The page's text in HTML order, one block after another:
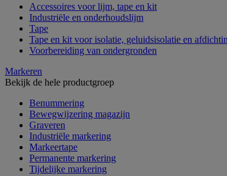
Accessoires voor lijm, tape en kit
Industriële en onderhoudslijm
Tape
Tape en kit voor isolatie, geluidsisolatie en
Voorbereiding van ondergronden
Markeren
Bekijk de hele productgroep
Benummering
Bewegwijzering magazijn
Graveren
Industriële markering
Markeertape
Permanente markering
Tijdelijke markering